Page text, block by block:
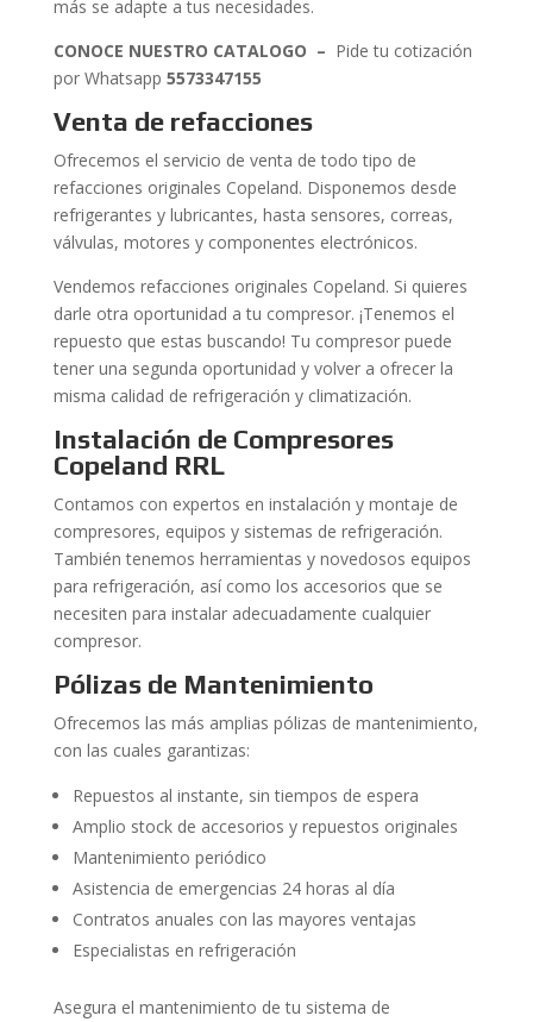
más se adapte a tus necesidades.
CONOCE NUESTRO CATALOGO – Pide tu cotización
por Whatsapp 5573347155
Venta de refacciones
Ofrecemos el servicio de venta de todo tipo de
refacciones originales Copeland. Disponemos desde
refrigerantes y lubricantes, hasta sensores, correas,
válvulas, motores y componentes electrónicos.
Vendemos refacciones originales Copeland. Si quieres
darle otra oportunidad a tu compresor. ¡Tenemos el
repuesto que estas buscando! Tu compresor puede
tener una segunda oportunidad y volver a ofrecer la
misma calidad de refrigeración y climatización.
Instalación de Compresores
Copeland RRL
Contamos con expertos en instalación y montaje de
compresores, equipos y sistemas de refrigeración.
También tenemos herramientas y novedosos equipos
para refrigeración, así como los accesorios que se
necesiten para instalar adecuadamente cualquier
compresor.
Pólizas de Mantenimiento
Ofrecemos las más amplias pólizas de mantenimiento,
con las cuales garantizas:
Repuestos al instante, sin tiempos de espera
Amplio stock de accesorios y repuestos originales
Mantenimiento periódico
Asistencia de emergencias 24 horas al día
Contratos anuales con las mayores ventajas
Especialistas en refrigeración
Asegura el mantenimiento de tu sistema de